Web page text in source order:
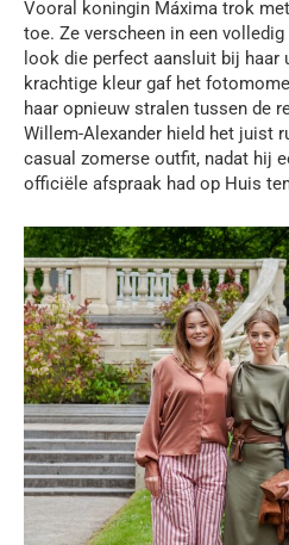
Vooral koningin Máxima trok
toe. Ze verscheen in een
look die perfect aansluit bij
krachtige kleur gaf het
haar opnieuw stralen tussen de
Willem-Alexander hield het juist
casual zomerse outfit, nadat hij
officiële afspraak had op Huis